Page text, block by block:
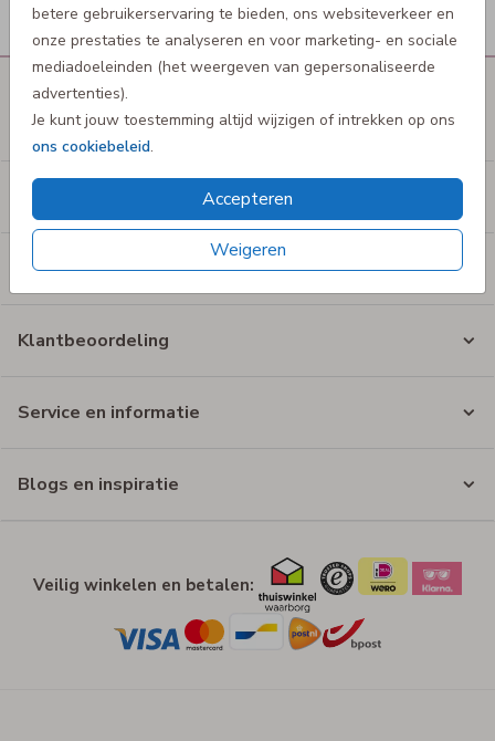
betere gebruikerservaring te bieden, ons websiteverkeer en
onze prestaties te analyseren en voor marketing- en sociale
mediadoeleinden (het weergeven van gepersonaliseerde
advertenties).
Je kunt jouw toestemming altijd wijzigen of intrekken op ons
ons cookiebeleid.
Accepteren
Weigeren
De mooiste babyproducten
De liefste kinderproducten
Shop op merk
Klantbeoordeling
Service en informatie
Blogs en inspiratie
Veilig winkelen en betalen: